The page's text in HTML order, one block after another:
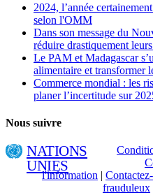
2024, l’année
selon l'OMM
Dans son message du
réduire drastiquement
Le PAM et Madagascar
alimentaire et transformer
Commerce mondial : les
planer l’incertitude sur
Nous suivre
NATIONS
UNIES
l'information |
frauduleux